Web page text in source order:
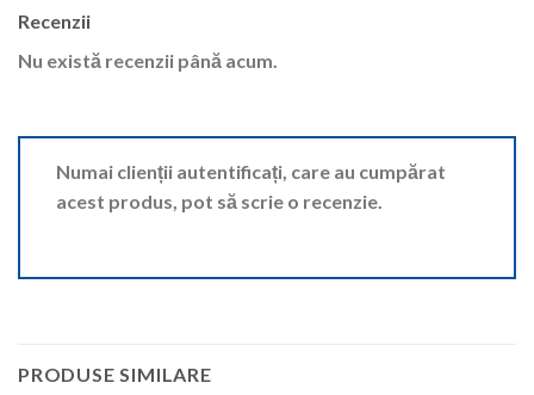
Recenzii
Nu există recenzii până acum.
Numai clienții autentificați, care au cumpărat
acest produs, pot să scrie o recenzie.
PRODUSE SIMILARE